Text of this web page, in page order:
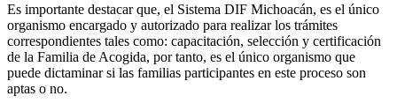
Es importante destacar que, el Sistema DIF Michoacán, es el único
organismo encargado y autorizado para realizar los trámites
correspondientes tales como: capacitación, selección y certificación
de la Familia de Acogida, por tanto, es el único organismo que
puede dictaminar si las familias participantes en este proceso son
aptas o no.